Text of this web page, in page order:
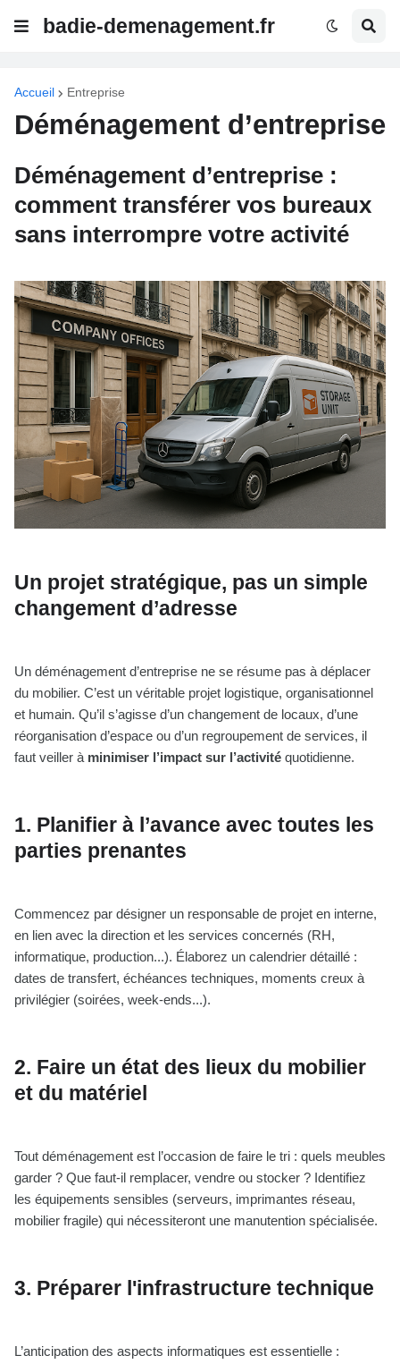
badie-demenagement.fr
Accueil Entreprise
Déménagement d’entreprise
Déménagement d’entreprise :
comment transférer vos bureaux
sans interrompre votre activité
Un projet stratégique, pas un simple
changement d’adresse
Un déménagement d’entreprise ne se résume pas à déplacer
du mobilier. C’est un véritable projet logistique, organisationnel
et humain. Qu’il s’agisse d’un changement de locaux, d’une
réorganisation d’espace ou d’un regroupement de services, il
faut veiller à minimiser l’impact sur l’activité quotidienne.
1. Planifier à l’avance avec toutes les
parties prenantes
Commencez par désigner un responsable de projet en interne,
en lien avec la direction et les services concernés (RH,
informatique, production...). Élaborez un calendrier détaillé :
dates de transfert, échéances techniques, moments creux à
privilégier (soirées, week-ends...).
2. Faire un état des lieux du mobilier
et du matériel
Tout déménagement est l’occasion de faire le tri : quels meubles
garder ? Que faut-il remplacer, vendre ou stocker ? Identifiez
les équipements sensibles (serveurs, imprimantes réseau,
mobilier fragile) qui nécessiteront une manutention spécialisée.
3. Préparer l'infrastructure technique
L’anticipation des aspects informatiques est essentielle :